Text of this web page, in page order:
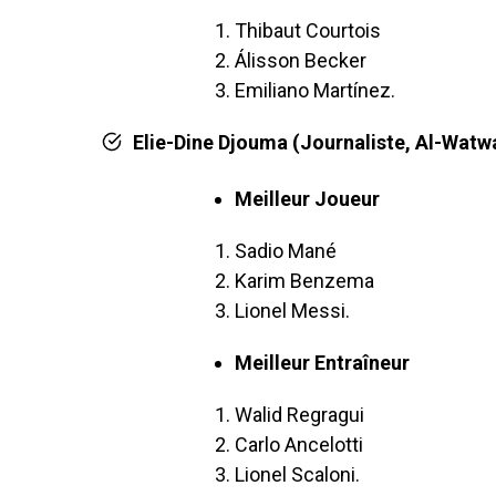
Thibaut Courtois
Álisson Becker
Emiliano Martínez.
Elie-Dine Djouma (Journaliste, Al-
Meilleur Joueur
Sadio Mané
Karim Benzema
Lionel Messi.
Meilleur Entraîneur
Walid Regragui
Carlo Ancelotti
Lionel Scaloni.